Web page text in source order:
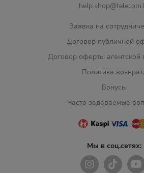
Заявка на
Договор публичной
Договор оферты агентской
Политика
Бонусы
Часто задаваемые
Мы в соц.сетях: